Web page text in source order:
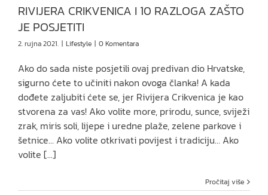
RIVIJERA CRIKVENICA I 10 RAZLOGA ZAŠTO
JE POSJETITI
2. rujna 2021. | Lifestyle | 0 Komentara
Ako do sada niste posjetili ovaj predivan dio Hrvatske,
sigurno ćete to učiniti nakon ovoga članka! A kada
dođete zaljubiti ćete se, jer Rivijera Crikvenica je kao
stvorena za vas! Ako volite more, prirodu, sunce, sviježi
zrak, miris soli, lijepe i uredne plaže, zelene parkove i
šetnice… Ako volite otkrivati povijest i tradiciju… Ako
volite [...]
Pročitaj više